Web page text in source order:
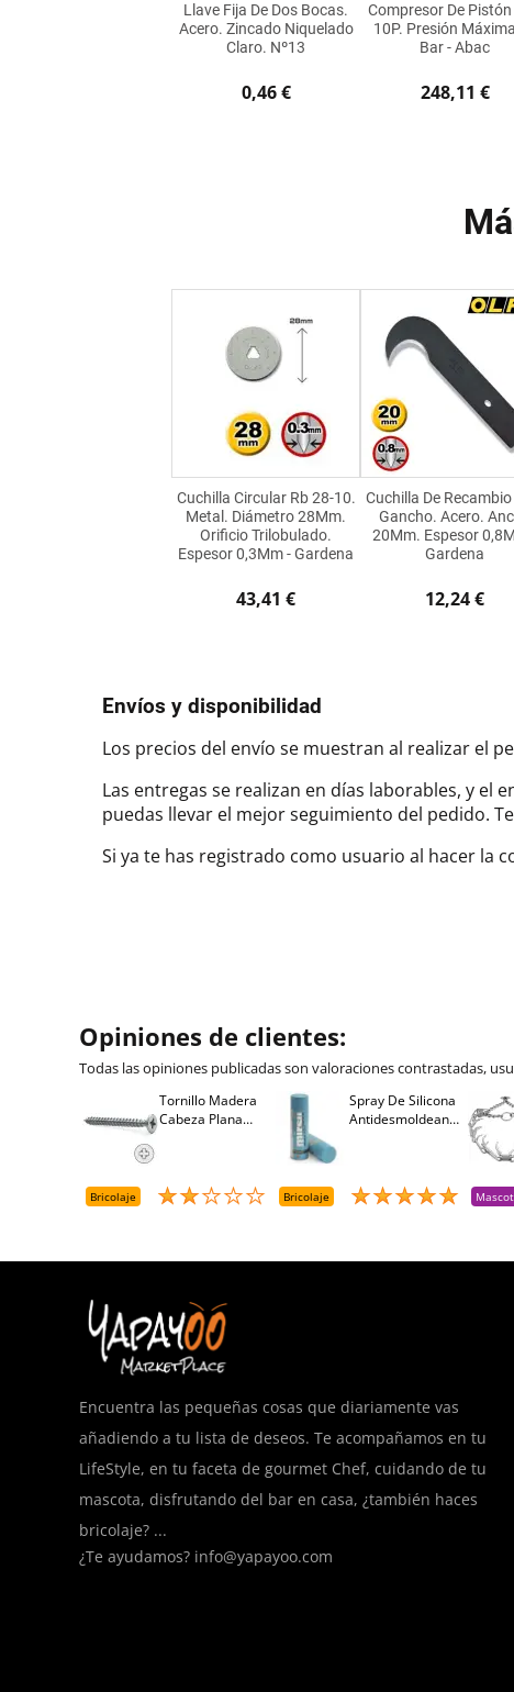
Llave Fija De Dos Bocas.
Acero. Zincado Niquelado
Claro. Nº13
0,46 €
Compresor De
10P. Presión
Bar - Abac
248,11 €
Cuchilla Circular Rb 28-10.
Metal. Diámetro 28Mm.
Orificio Trilobulado.
Espesor 0,3Mm - Gardena
43,41 €
Cuchilla De
Gancho. Acero.
20Mm. Espesor
Gardena
12,24 €
Envíos y disponibilidad
Los precios del envío se muestran al realizar el
Las entregas se realizan en días laborables, y
puedas llevar el mejor seguimiento del pedido.
Si ya te has registrado como usuario al hacer la
Opiniones de clientes:
Todas las opiniones publicadas son valoraciones contrastadas,
Tornillo Madera
Cabeza Plana
Bricolaje
Spray De Silicona
Antidesmoldeante
Bricolaje
Encuentra las pequeñas cosas que diariamente vas
añadiendo a tu lista de deseos. Te acompañamos en tu
LifeStyle, en tu faceta de gourmet Chef, cuidando de tu
mascota, disfrutando del bar en casa, ¿también haces
bricolaje? ...
¿Te ayudamos? info@yapayoo.com